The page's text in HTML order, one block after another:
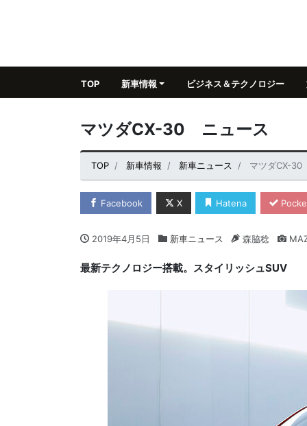
TOP 新車情報 ビジネス＆テクノロジー
マツダCX-30 ニュース
TOP 新車情報 新車ニュース マツダCX-
Facebook X Hatena
2019年4月5日 新車ニュース 森脇稔
最新テクノロジー搭載。スタイリッシュSUV